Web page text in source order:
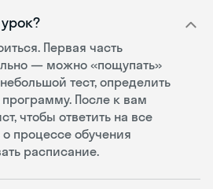
Первая часть
— можно «пощупать»
тест, определить
После к вам
чтобы ответить на все
процессе обучения
расписание.